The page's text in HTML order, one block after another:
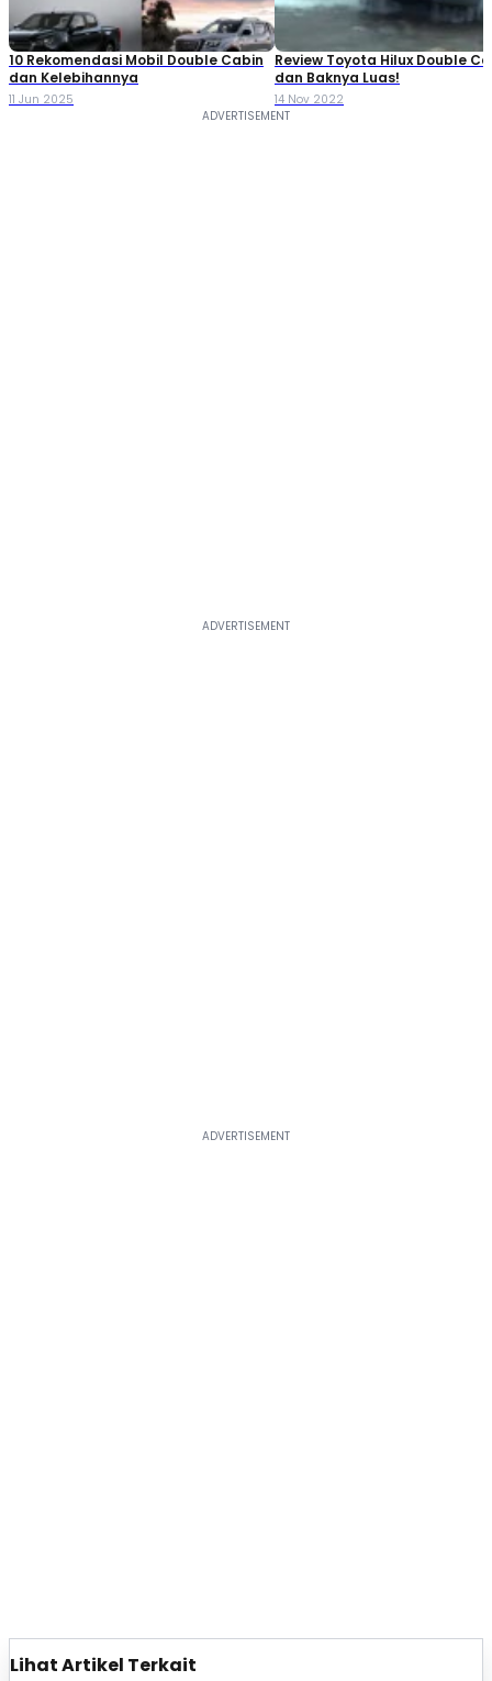
10 Rekomendasi Mobil Double Cabin
dan Kelebihannya
11 Jun 2025
Review Toyota Hilux Double
dan Baknya Luas!
14 Nov 2022
Lihat Artikel Terkait